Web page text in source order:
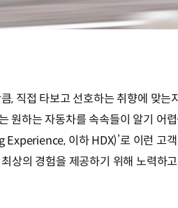
, 직접 타보고 선호하는 취향에 맞는
원하는 자동차를 속속들이 알기 어
이하 HDX)’로 이런 고
상의 경험을 제공하기 위해 노력하